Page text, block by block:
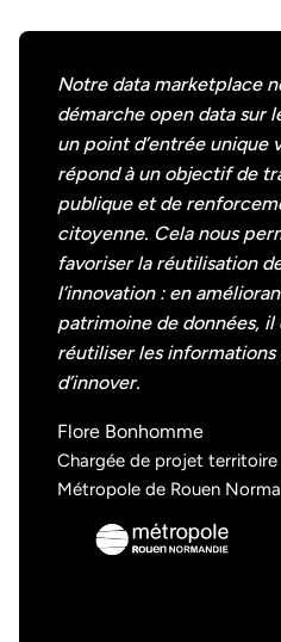
Notre data marketplace
démarche open data sur
un point d’entrée unique
répond à un objectif de
publique et de
citoyenne. Cela nous
favoriser la réutilisation
l’innovation : en
patrimoine de données,
réutiliser les informations
d’innover.
Flore Bonhomme
Chargée de projet
Métropole de Rouen